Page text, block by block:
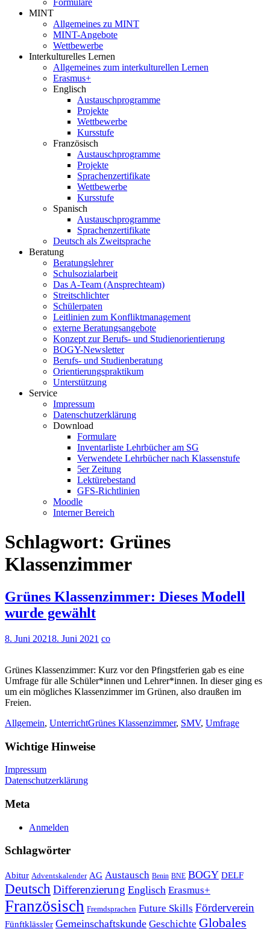
Formulare
MINT
Allgemeines zu MINT
MINT-Angebote
Wettbewerbe
Interkulturelles Lernen
Allgemeines zum interkulturellen Lernen
Erasmus+
Englisch
Austauschprogramme
Projekte
Wettbewerbe
Kursstufe
Französisch
Austauschprogramme
Projekte
Sprachenzertifikate
Wettbewerbe
Kursstufe
Spanisch
Austauschprogramme
Sprachenzertifikate
Deutsch als Zweitsprache
Beratung
Beratungslehrer
Schulsozialarbeit
Das A-Team (Ansprechteam)
Streitschlichter
Schülerpaten
Leitlinien zum Konfliktmanagement
externe Beratungsangebote
Konzept zur Berufs- und Studienorientierung
BOGY-Newsletter
Berufs- und Studienberatung
Orientierungspraktikum
Unterstützung
Service
Impressum
Datenschutzerklärung
Download
Formulare
Inventarliste Lehrbücher am SG
Verwendete Lehrbücher nach Klassenstufe
5er Zeitung
Lektürebestand
GFS-Richtlinien
Moodle
Interner Bereich
Schlagwort: Grünes
Klassenzimmer
Grünes Klassenzimmer: Dieses Modell
wurde gewählt
8. Juni 20218. Juni 2021 co
Grünes Klassenzimmer: Kurz vor den Pfingstferien gab es eine
Umfrage für alle Schüler*innen und Lehrer*innen. In dieser ging es
um ein mögliches Klassenzimmer im Grünen, also draußen im
Freien.
Allgemein, UnterrichtGrünes Klassenzimmer, SMV, Umfrage
Wichtige Hinweise
Impressum
Datenschutzerklärung
Meta
Anmelden
Schlagwörter
Abitur Adventskalender AG Austausch Benin BNE BOGY DELF
DeutschDifferenzierung Englisch Erasmus+
Französisch Fremdsprachen Future Skills Förderverein
Fünftklässler Gemeinschaftskunde Geschichte Globales